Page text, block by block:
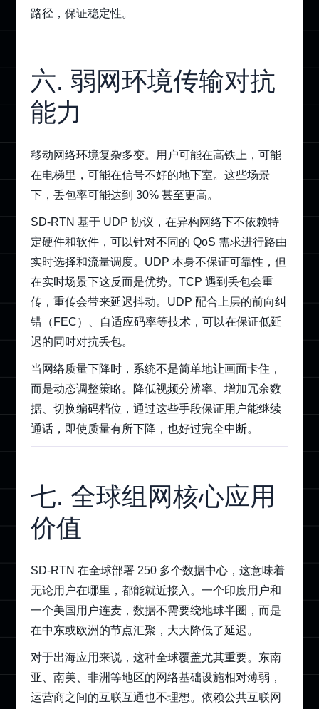
路径，保证稳定性。
六. 弱网环境传输对抗
能力
移动网络环境复杂多变。用户可能在高铁上，可能
在电梯里，可能在信号不好的地下室。这些场景
下，丢包率可能达到 30% 甚至更高。
SD-RTN 基于 UDP 协议，在异构网络下不依赖特
定硬件和软件，可以针对不同的 QoS 需求进行路由
实时选择和流量调度。UDP 本身不保证可靠性，但
在实时场景下这反而是优势。TCP 遇到丢包会重
传，重传会带来延迟抖动。UDP 配合上层的前向纠
错（FEC）、自适应码率等技术，可以在保证低延
迟的同时对抗丢包。
当网络质量下降时，系统不是简单地让画面卡住，
而是动态调整策略。降低视频分辨率、增加冗余数
据、切换编码档位，通过这些手段保证用户能继续
通话，即使质量有所下降，也好过完全中断。
七. 全球组网核心应用
价值
SD-RTN 在全球部署 250 多个数据中心，这意味着
无论用户在哪里，都能就近接入。一个印度用户和
一个美国用户连麦，数据不需要绕地球半圈，而是
在中东或欧洲的节点汇聚，大大降低了延迟。
对于出海应用来说，这种全球覆盖尤其重要。东南
亚、南美、非洲等地区的网络基础设施相对薄弱，
运营商之间的互联互通也不理想。依赖公共互联网